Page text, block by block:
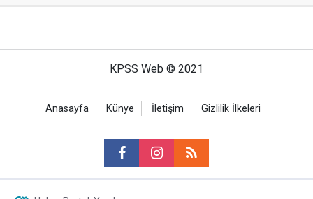
KPSS Web © 2021
Anasayfa Künye İletişim Gizlilik İlkeleri